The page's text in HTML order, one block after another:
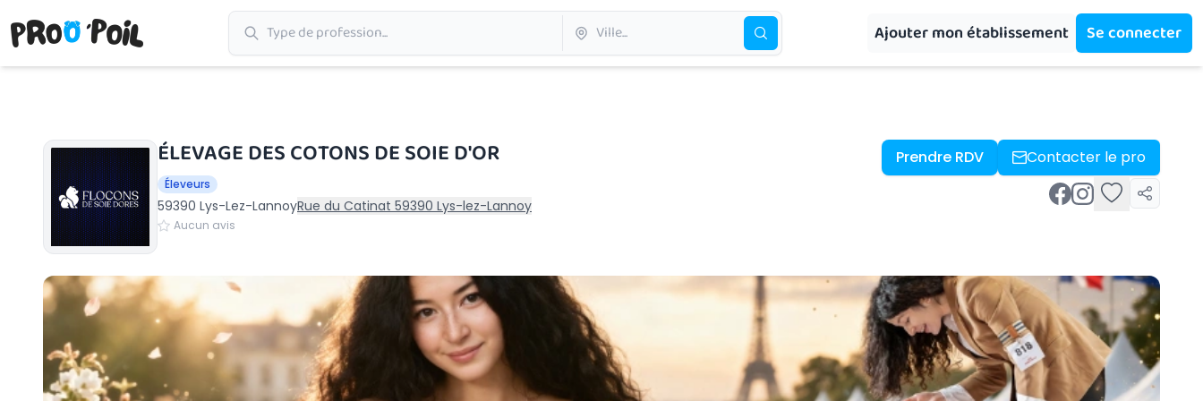
Ajouter mon établissement Se connecter
Accueil›Lys-Lez-Lannoy
ÉLEVAGE DES COTONS DE SOIE D'OR
Éleveurs
59390 Lys-Lez-LannoyRue du Catinat 59390 Lys-lez-Lannoy
Aucun avis
Prendre RDV Contacter le pro